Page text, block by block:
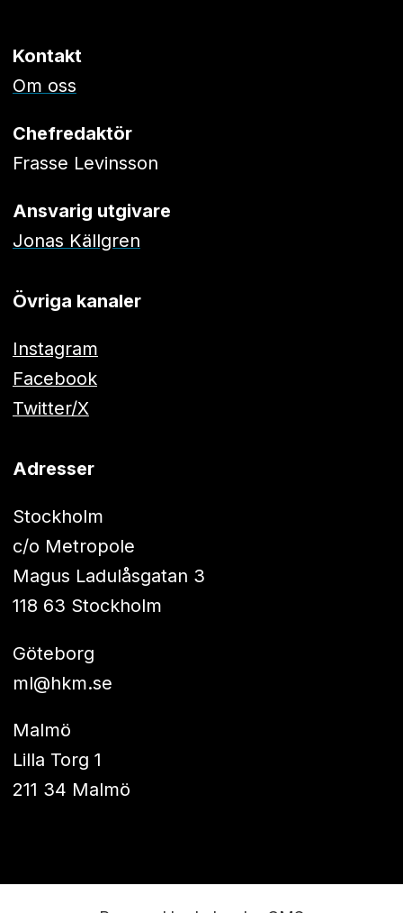
Kontakt
Om oss
Chefredaktör
Frasse Levinsson
Ansvarig utgivare
Jonas Källgren
Övriga kanaler
Instagram
Facebook
Twitter/X
Adresser
Stockholm
c/o Metropole
Magus Ladulåsgatan 3
118 63 Stockholm
Göteborg
ml@hkm.se
Malmö
Lilla Torg 1
211 34 Malmö